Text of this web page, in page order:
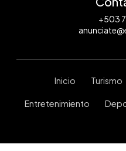
+503
Inicio Turismo
Entretenimiento